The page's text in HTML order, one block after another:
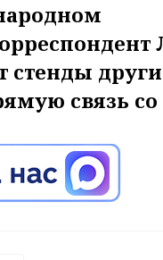
стенды
связь со